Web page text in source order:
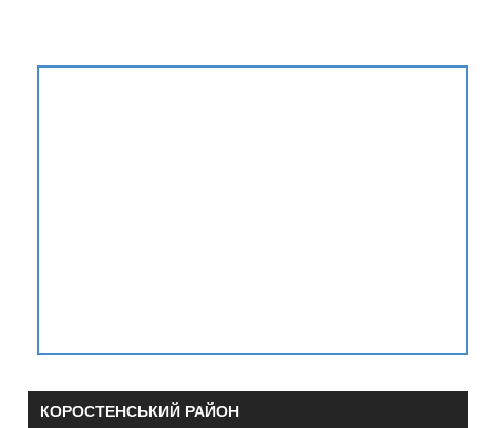
КОРОСТЕНСЬКИЙ РАЙОН